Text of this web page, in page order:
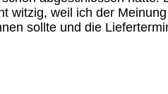
witzig, weil ich der
sollte und die